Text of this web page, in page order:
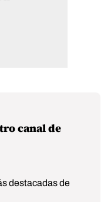
canal de
destacadas de